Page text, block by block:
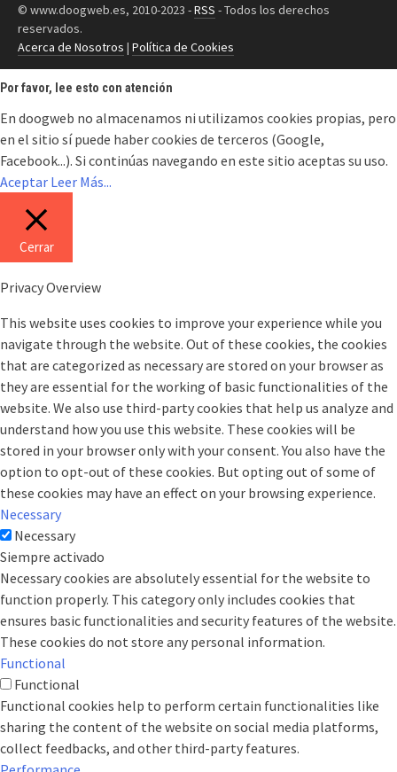
© www.doogweb.es, 2010-2023 -RSS - Todos los derechos
reservados.
Acerca de Nosotros | Política de Cookies
Por favor, lee esto con atención
En doogweb no almacenamos ni utilizamos cookies propias, pero
en el sitio sí puede haber cookies de terceros (Google,
Facebook...). Si continúas navegando en este sitio aceptas su uso.
Aceptar Leer Más...
Cerrar
Privacy Overview
This website uses cookies to improve your experience while you
navigate through the website. Out of these cookies, the cookies
that are categorized as necessary are stored on your browser as
they are essential for the working of basic functionalities of the
website. We also use third-party cookies that help us analyze and
understand how you use this website. These cookies will be
stored in your browser only with your consent. You also have the
option to opt-out of these cookies. But opting out of some of
these cookies may have an effect on your browsing experience.
Necessary
Necessary
Siempre activado
Necessary cookies are absolutely essential for the website to
function properly. This category only includes cookies that
ensures basic functionalities and security features of the website.
These cookies do not store any personal information.
Functional
Functional
Functional cookies help to perform certain functionalities like
sharing the content of the website on social media platforms,
collect feedbacks, and other third-party features.